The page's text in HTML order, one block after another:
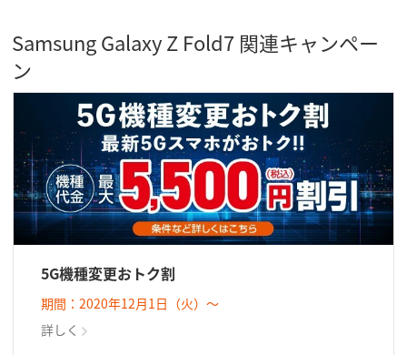
Samsung Galaxy Z Fold7 関連キャンペー
ン
5G機種変更おトク割
期間：2020年12月1日（火）～
詳しく